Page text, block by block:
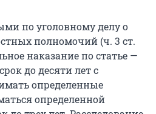
по уголовному делу о
полномочий (ч. 3 ст.
наказание по статье —
до десяти лет с
определенные
определенной